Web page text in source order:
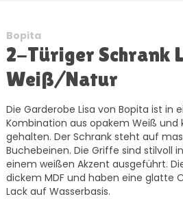
Bopita
2-Türiger Schrank
Weiß/Natur
Die Garderobe Lisa von Bopita ist in
Kombination aus opakem Weiß und
gehalten. Der Schrank steht auf
Buchebeinen. Die Griffe sind stilvoll
einem weißen Akzent ausgeführt.
dickem MDF und haben eine glatte
Lack auf Wasserbasis.